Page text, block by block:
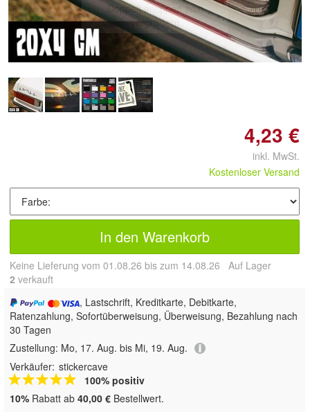
Doppelt antippen zum
vergrößern
4,23 €
inkl. MwSt.
Kostenloser Versand
In den Warenkorb
Keine Lieferung vom 01.08.26 bis zum 14.08.26 Auf Lager
2 verkauft
, Lastschrift, Kreditkarte, Debitkarte,
Ratenzahlung, Sofortüberweisung, Überweisung, Bezahlung nach
30 Tagen
Zustellung: Mo, 17. Aug. bis Mi, 19. Aug.
Verkäufer: stickercave
100% positiv
10% Rabatt ab 40,00 € Bestellwert.